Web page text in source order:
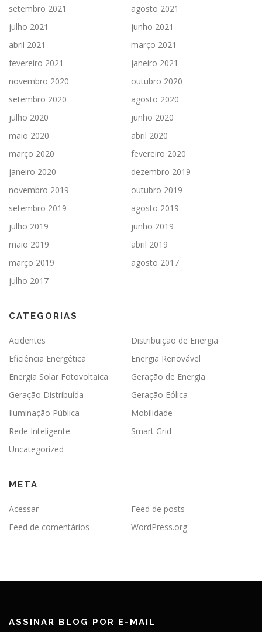
setembro 2021
agosto 2021
julho 2021
junho 2021
abril 2021
março 2021
fevereiro 2021
janeiro 2021
novembro 2020
outubro 2020
setembro 2020
agosto 2020
julho 2020
junho 2020
maio 2020
abril 2020
março 2020
fevereiro 2020
janeiro 2020
dezembro 2019
novembro 2019
outubro 2019
setembro 2019
agosto 2019
julho 2019
junho 2019
maio 2019
abril 2019
março 2019
agosto 2017
julho 2017
CATEGORIAS
Acidentes
Distribuição de Energia
Eficiência Energética
Energia Renovável
Energia Solar Fotovoltaica
Geração de Energia
Geração Distribuída
Geração Eólica
Iluminação Pública
Mobilidade
Rede Inteligente
Smart Grid
Uncategorized
META
Acessar
Feed de posts
Feed de comentários
WordPress.org
ASSINAR BLOG POR E-MAIL